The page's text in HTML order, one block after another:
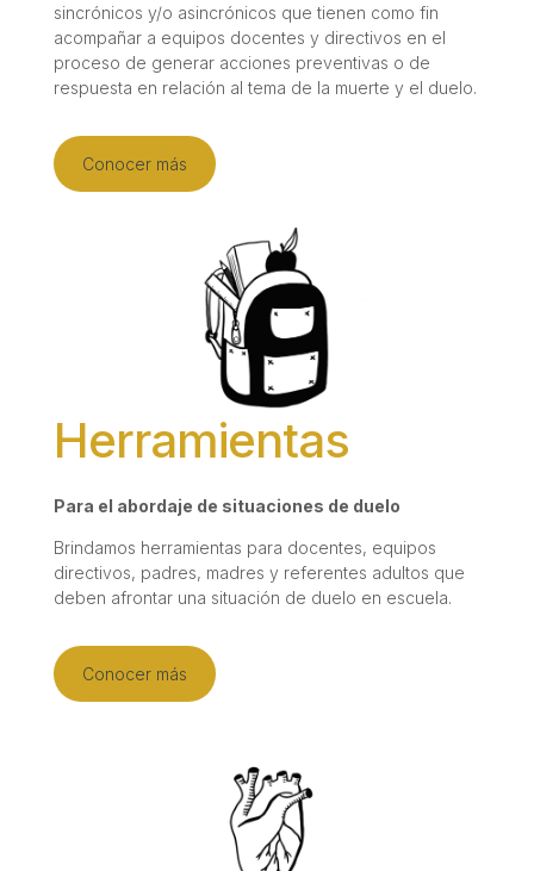
sincrónicos y/o asincrónicos que tienen como fin
acompañar a equipos docentes y directivos en el
proceso de generar acciones preventivas o de
respuesta en relación al tema de la muerte y el duelo.
Conocer más
Herramientas
Para el abordaje de situaciones de duelo
Brindamos herramientas para docentes, equipos
directivos, padres, madres y referentes adultos que
deben afrontar una situación de duelo en escuela.
Conocer más